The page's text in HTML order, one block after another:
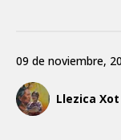
Llezica Xot
09 de noviembre,